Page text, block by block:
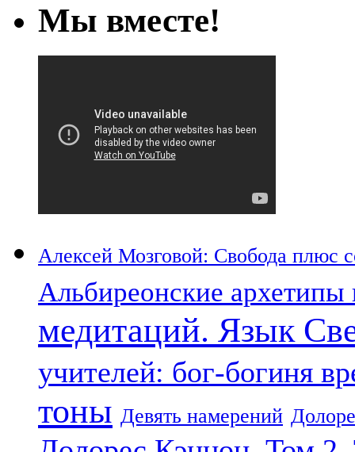
Мы вместе!
Алексей Мозговой: Свобода плюс
Альбиреонские
медитаций. Язык
учителей: бог-богиня
тоны Девять намерений